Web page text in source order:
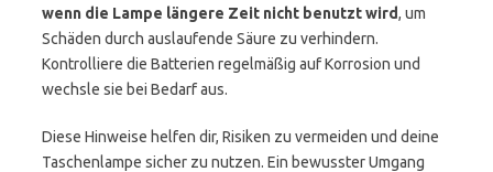
wenn die Lampe längere Zeit nicht benutzt wird, um
Schäden durch auslaufende Säure zu verhindern.
Kontrolliere die Batterien regelmäßig auf Korrosion und
wechsle sie bei Bedarf aus.
Diese Hinweise helfen dir, Risiken zu vermeiden und deine
Taschenlampe sicher zu nutzen. Ein bewusster Umgang